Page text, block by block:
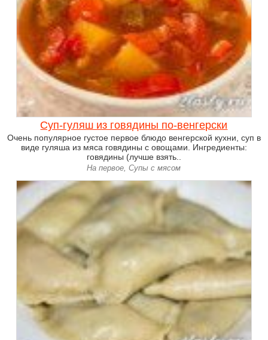
Суп-гуляш из говядины по-венгерски
Очень популярное густое первое блюдо венгерской кухни, суп в
виде гуляша из мяса говядины с овощами. Ингредиенты:
говядины (лучше взять..
На первое, Супы с мясом